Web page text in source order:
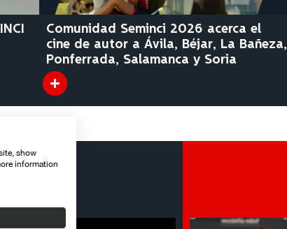
Comunidad Seminci 2026 acerca el
cine de autor a Ávila, Béjar, La Bañeza,
Ponferrada, Salamanca y Soria
show
information